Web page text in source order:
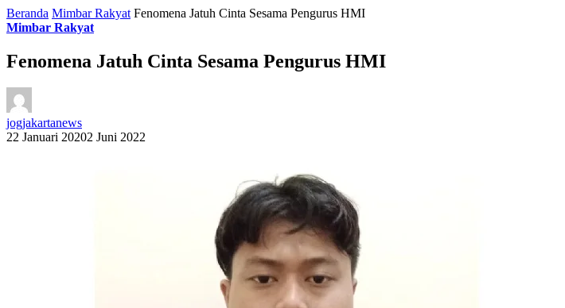
Beranda Mimbar Rakyat Fenomena Jatuh Cinta Sesama Pengurus HMI
Mimbar Rakyat
Fenomena Jatuh Cinta Sesama Pengurus HMI
jogjakartanews
22 Januari 20202 Juni 2022